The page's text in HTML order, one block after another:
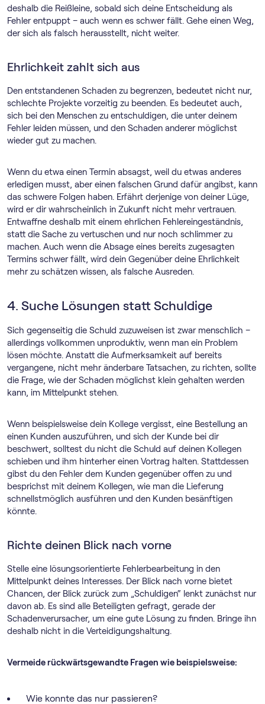
deshalb die Reißleine, sobald sich deine Entscheidung als
Fehler entpuppt – auch wenn es schwer fällt. Gehe einen Weg,
der sich als falsch herausstellt, nicht weiter.
Ehrlichkeit zahlt sich aus
Den entstandenen Schaden zu begrenzen, bedeutet nicht nur,
schlechte Projekte vorzeitig zu beenden. Es bedeutet auch,
sich bei den Menschen zu entschuldigen, die unter deinem
Fehler leiden müssen, und den Schaden anderer möglichst
wieder gut zu machen.
Wenn du etwa einen Termin absagst, weil du etwas anderes
erledigen musst, aber einen falschen Grund dafür angibst, kann
das schwere Folgen haben. Erfährt derjenige von deiner Lüge,
wird er dir wahrscheinlich in Zukunft nicht mehr vertrauen.
Entwaffne deshalb mit einem ehrlichen Fehlereingeständnis,
statt die Sache zu vertuschen und nur noch schlimmer zu
machen. Auch wenn die Absage eines bereits zugesagten
Termins schwer fällt, wird dein Gegenüber deine Ehrlichkeit
mehr zu schätzen wissen, als falsche Ausreden.
4. Suche Lösungen statt Schuldige
Sich gegenseitig die Schuld zuzuweisen ist zwar menschlich –
allerdings vollkommen unproduktiv, wenn man ein Problem
lösen möchte. Anstatt die Aufmerksamkeit auf bereits
vergangene, nicht mehr änderbare Tatsachen, zu richten, sollte
die Frage, wie der Schaden möglichst klein gehalten werden
kann, im Mittelpunkt stehen.
Wenn beispielsweise dein Kollege vergisst, eine Bestellung an
einen Kunden auszuführen, und sich der Kunde bei dir
beschwert, solltest du nicht die Schuld auf deinen Kollegen
schieben und ihm hinterher einen Vortrag halten. Stattdessen
gibst du den Fehler dem Kunden gegenüber offen zu und
besprichst mit deinem Kollegen, wie man die Lieferung
schnellstmöglich ausführen und den Kunden besänftigen
könnte.
Richte deinen Blick nach vorne
Stelle eine lösungsorientierte Fehlerbearbeitung in den
Mittelpunkt deines Interesses. Der Blick nach vorne bietet
Chancen, der Blick zurück zum „Schuldigen“ lenkt zunächst nur
davon ab. Es sind alle Beteiligten gefragt, gerade der
Schadenverursacher, um eine gute Lösung zu finden. Bringe ihn
deshalb nicht in die Verteidigungshaltung.
Vermeide rückwärtsgewandte Fragen wie beispielsweise:
Wie konnte das nur passieren?